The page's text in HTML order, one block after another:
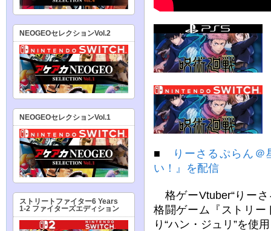
■
りーさるぷらん
い！』を配信
格ゲーVtuber“りー
格闘ゲーム『ストリ
り“ハン・ジュリ”を使
NEOGEOセレクションVol.2
NEOGEOセレクションVol.1
ストリートファイター6 Years
1-2 ファイターズエディション